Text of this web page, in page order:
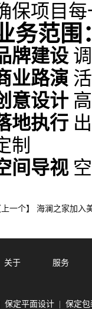
保项目
务范围
牌建设
业路演
意设计
地执行
制
间导视
上一个】 海澜之家加入
关于 服务
保定平面设计| 保定包